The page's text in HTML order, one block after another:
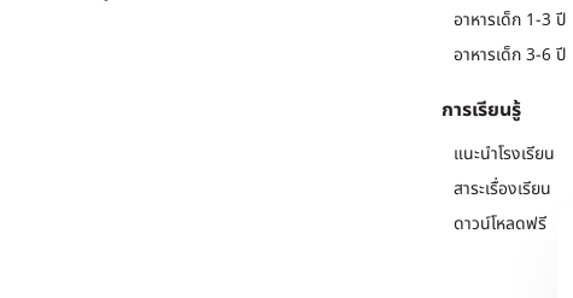
อาหารเด็ก 1-3 ปี
อาหารเด็ก 3-6 ปี
การเรียนรู้
แนะนำโรงเรียน
สาระเรื่องเรียน
ดาวน์โหลดฟรี